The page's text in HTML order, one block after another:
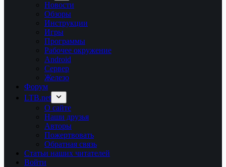
Новости
Обзоры
Инструкции
Игры
Программы
Рабочее окружение
Android
Сервер
Железо
Форум
LTB.net
О сайте
Наши друзья
Авторы
Пожертвовать
Обратная связь
Статьи наших читателей
Войти